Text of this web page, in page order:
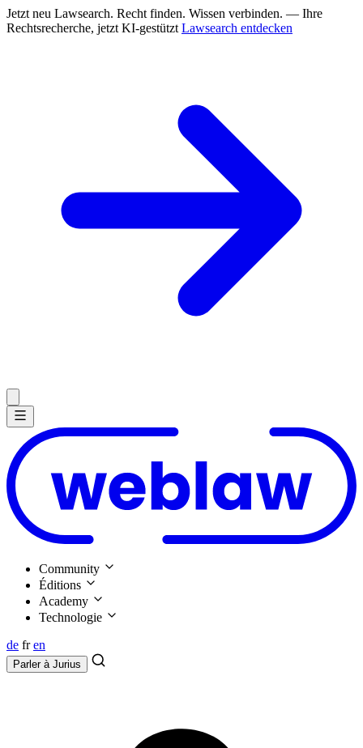
Jetzt neu Lawsearch. Recht finden. Wissen verbinden. — Ihre
Rechtsrecherche, jetzt KI-gestützt Lawsearch entdecken
Community
Éditions
Academy
Technologie
de fr en
Parler à Jurius